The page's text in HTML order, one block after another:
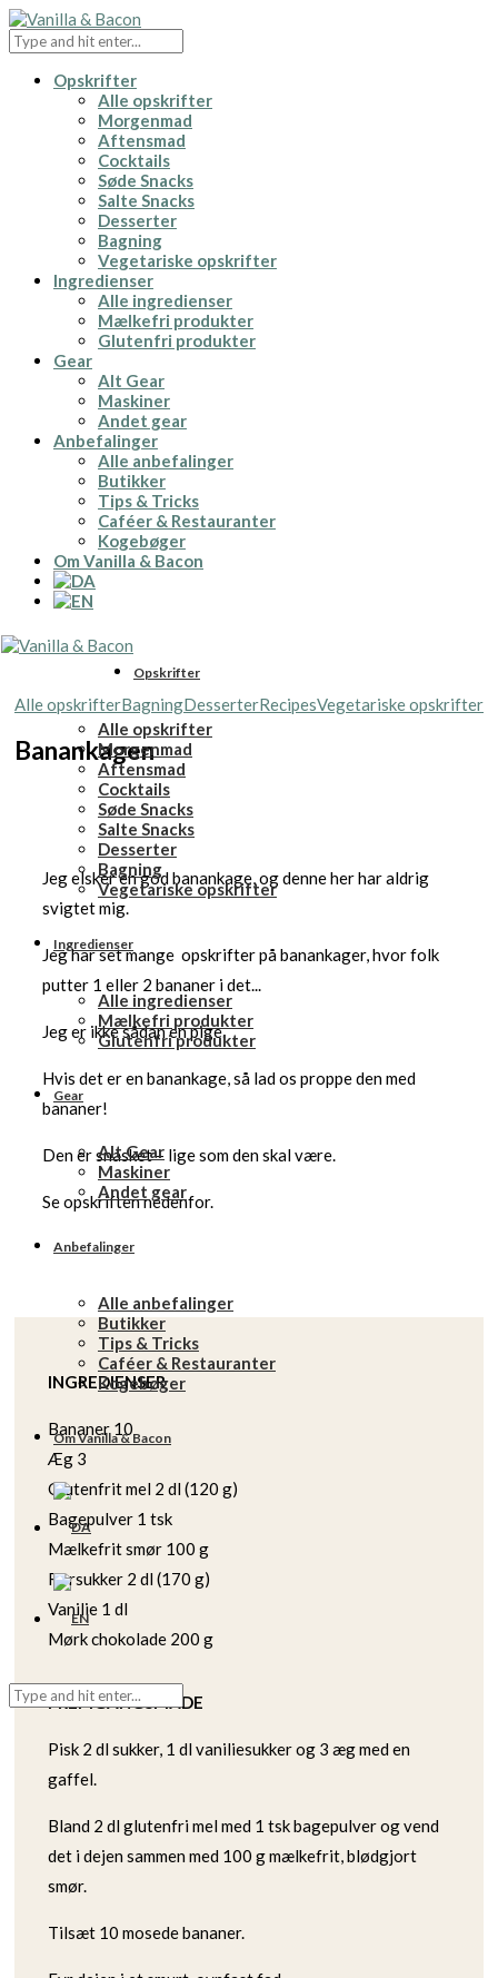
Opskrifter
Alle opskrifter
Morgenmad
Aftensmad
Cocktails
Søde Snacks
Salte Snacks
Desserter
Bagning
Vegetariske opskrifter
Ingredienser
Alle ingredienser
Mælkefri produkter
Glutenfri produkter
Gear
Alt Gear
Maskiner
Andet gear
Anbefalinger
Alle anbefalinger
Butikker
Tips & Tricks
Caféer & Restauranter
Kogebøger
Om Vanilla & Bacon
Opskrifter
Alle opskrifter
Morgenmad
Aftensmad
Cocktails
Søde Snacks
Salte Snacks
Desserter
Bagning
Vegetariske opskrifter
Ingredienser
Alle ingredienser
Mælkefri produkter
Glutenfri produkter
Gear
Alt Gear
Maskiner
Andet gear
Anbefalinger
Alle anbefalinger
Butikker
Tips & Tricks
Caféer & Restauranter
Kogebøger
Om Vanilla & Bacon
Alle opskrifterBagningDesserterRecipesVegetariske opskrifter
Banankagen
Jeg elsker en god banankage, og denne her har aldrig
svigtet mig.
Jeg har set mange opskrifter på banankager, hvor folk
putter 1 eller 2 bananer i det...
Jeg er ikke sådan en pige.
Hvis det er en banankage, så lad os proppe den med
bananer!
Den er snasket – lige som den skal være.
Se opskriften nedenfor.
INGREDIENSER
Bananer 10
Æg 3
Glutenfrit mel 2 dl (120 g)
Bagepulver 1 tsk
Mælkefrit smør 100 g
Rørsukker 2 dl (170 g)
Vanilie 1 dl
Mørk chokolade 200 g
FREMGANGSMÅDE
Pisk 2 dl sukker, 1 dl vaniliesukker og 3 æg med en
gaffel.
Bland 2 dl glutenfri mel med 1 tsk bagepulver og vend
det i dejen sammen med 100 g mælkefrit, blødgjort
smør.
Tilsæt 10 mosede bananer.